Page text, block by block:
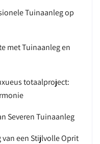
Tuinaanleg op
met Tuinaanleg en
totaalproject:
Severen Tuinaanleg
een Stijlvolle Oprit